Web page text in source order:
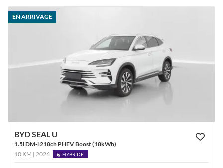
EN ARRIVAGE
BYD SEAL U
1.5l DM-i 218ch PHEV Boost (18kWh)
10 KM | 2026
HYBRIDE